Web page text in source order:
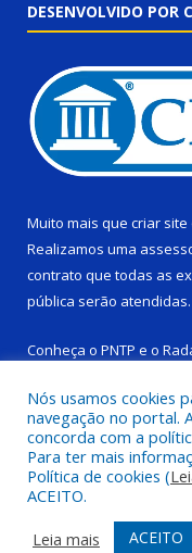
DESENVOLVIDO POR
Muito mais que criar site
Realizamos uma
contrato que todas as
pública serão atendidas.
Conheça o PNTP e o
Todos os direitos
Mapa do Site
Nós usamos cookies
navegação no portal.
concorda com a
Para ter mais
Política de cookies (
ACEITO.
Leia mais
ACEITO